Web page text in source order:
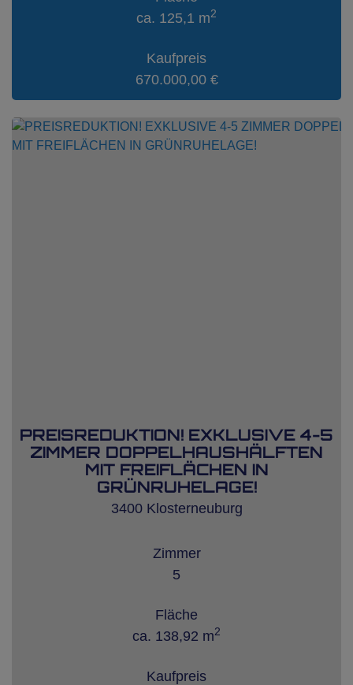
ca. 125,1 m2
Kaufpreis
670.000,00 €
PREISREDUKTION! EXKLUSIVE 4-5
ZIMMER DOPPELHAUSHÄLFTEN
MIT FREIFLÄCHEN IN
GRÜNRUHELAGE!
3400 Klosterneuburg
Zimmer
5
Fläche
ca. 138,92 m2
Kaufpreis